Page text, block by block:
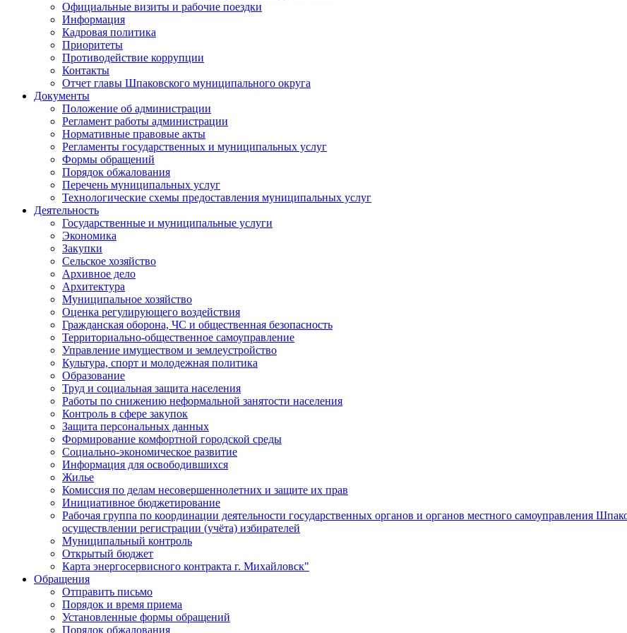
Официальные визиты и рабочие поездки
Информация
Кадровая политика
Приоритеты
Противодействие коррупции
Контакты
Отчет главы Шпаковского муниципального округа
Документы
Положение об администрации
Регламент работы администрации
Нормативные правовые акты
Регламенты государственных и муниципальных услуг
Формы обращений
Порядок обжалования
Перечень муниципальных услуг
Технологические схемы предоставления муниципальных услуг
Деятельность
Государственные и муниципальные услуги
Экономика
Закупки
Сельское хозяйство
Архивное дело
Архитектура
Муниципальное хозяйство
Оценка регулирующего воздействия
Гражданская оборона, ЧС и общественная безопасность
Территориально-общественное самоуправление
Управление имуществом и землеустройство
Культура, спорт и молодежная политика
Образование
Труд и социальная защита населения
Работы по снижению неформальной занятости населения
Контроль в сфере закупок
Защита персональных данных
Формирование комфортной городской среды
Социально-экономическое развитие
Информация для освободившихся
Жилье
Комиссия по делам несовершеннолетних и защите их прав
Инициативное бюджетирование
Рабочая группа по координации деятельности государственных органов и органов местного самоуправления
осуществлении регистрации (учёта) избирателей
Муниципальный контроль
Открытый бюджет
Карта энергосервисного контракта г. Михайловск"
Обращения
Отправить письмо
Порядок и время приема
Установленные формы обращений
Порядок обжалования